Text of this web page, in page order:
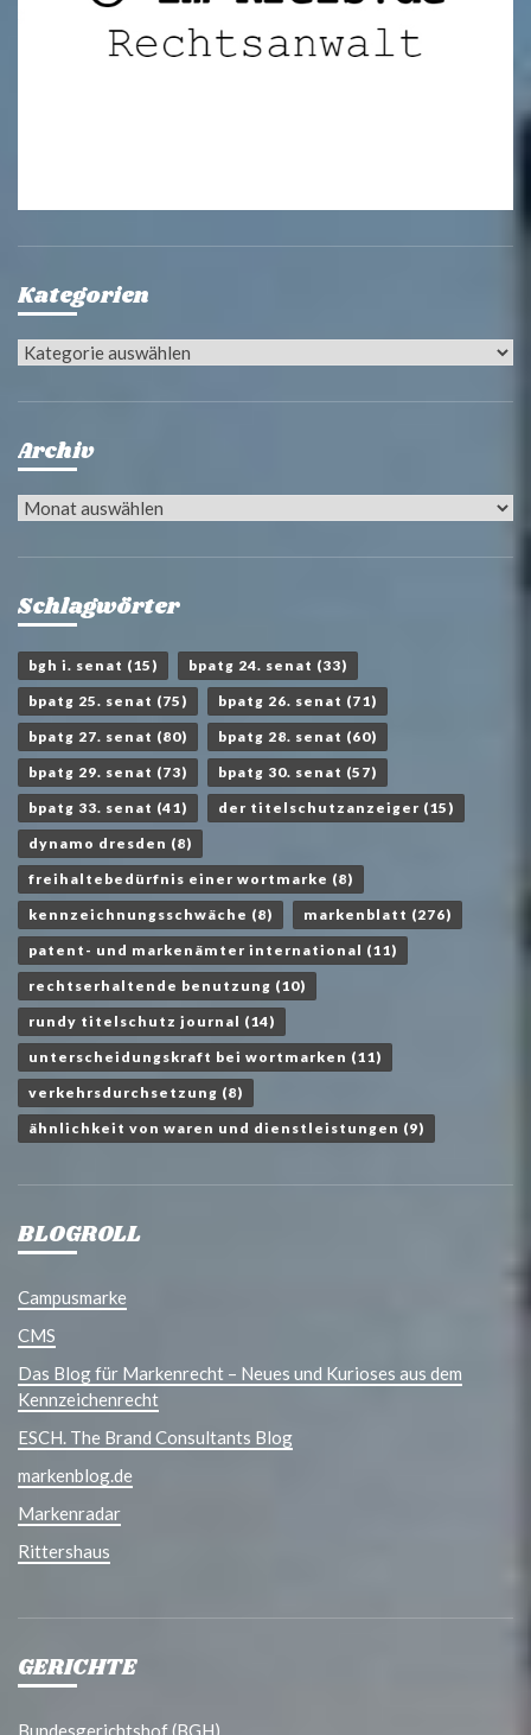
Kategorien
Kategorien
Archiv
Archiv
Schlagwörter
bgh i. senat (15) bpatg 24. senat (33)
bpatg 25. senat (75) bpatg 26. senat (71)
bpatg 27. senat (80) bpatg 28. senat (60)
bpatg 29. senat (73) bpatg 30. senat (57)
bpatg 33. senat (41) der titelschutzanzeiger (15)
dynamo dresden (8)
freihaltebedürfnis einer wortmarke (8)
kennzeichnungsschwäche (8) markenblatt (276)
patent- und markenämter international (11)
rechtserhaltende benutzung (10)
rundy titelschutz journal (14)
unterscheidungskraft bei wortmarken (11)
verkehrsdurchsetzung (8)
ähnlichkeit von waren und dienstleistungen (9)
BLOGROLL
Campusmarke
CMS
Das Blog für Markenrecht – Neues und Kurioses aus dem
Kennzeichenrecht
ESCH. The Brand Consultants Blog
markenblog.de
Markenradar
Rittershaus
GERICHTE